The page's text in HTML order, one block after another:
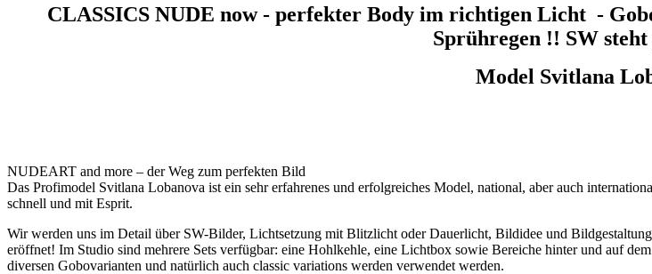
CLASSICS NUDE now - perfekter Body im richtigen Licht -
Sprühregen !! SW steht
Model Svitlana
NUDEART and more – der Weg zum perfekten Bild
Das Profimodel Svitlana Lobanova ist ein sehr erfahrenes und erfolgreiches Model, national, aber auch
schnell und mit Esprit.
Wir werden uns im Detail über SW-Bilder, Lichtsetzung mit Blitzlicht oder Dauerlicht, Bildidee und
eröffnet! Im Studio sind mehrere Sets verfügbar: eine Hohlkehle, eine Lichtbox sowie Bereiche hinter und auf
diversen Gobovarianten und natürlich auch classic variations werden verwendet werden.